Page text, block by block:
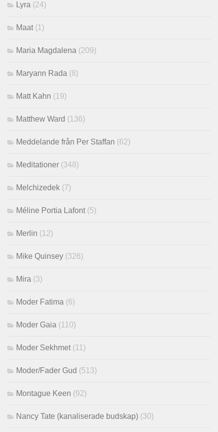
Lyra (24)
Maat (1)
Maria Magdalena (209)
Maryann Rada (8)
Matt Kahn (19)
Matthew Ward (136)
Meddelande från Per Staffan (62)
Meditationer (348)
Melchizedek (7)
Méline Portia Lafont (5)
Merlin (12)
Mike Quinsey (326)
Mira (3)
Moder Fatima (6)
Moder Gaia (110)
Moder Sekhmet (11)
Moder/Fader Gud (513)
Montague Keen (92)
Nancy Tate (kanaliserade budskap) (30)